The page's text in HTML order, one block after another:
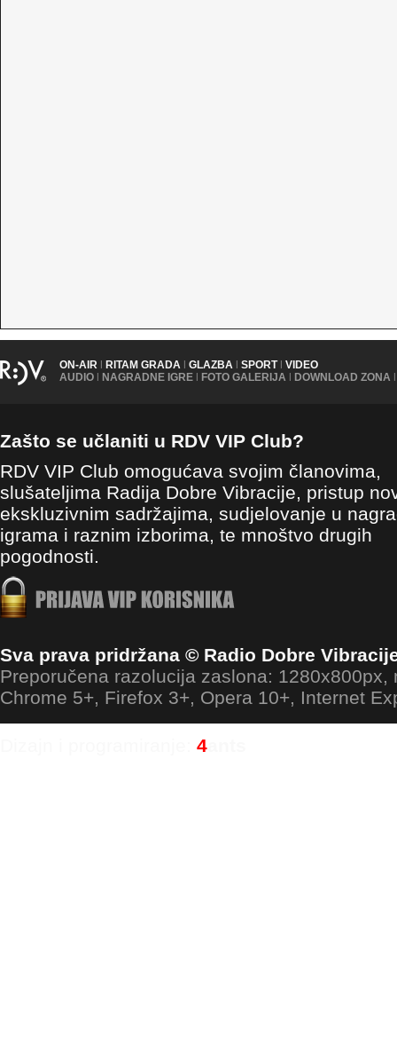
ON-AIR | RITAM GRADA | GLAZBA | SPORT | VIDEO
AUDIO | NAGRADNE IGRE | FOTO GALERIJA | DOWNLOAD ZONA |
Zašto se učlaniti u RDV VIP Club?
RDV VIP Club omogućava svojim članovima,
slušateljima Radija Dobre Vibracije, pristup
ekskluzivnim sadržajima, sudjelovanje u
igrama i raznim izborima, te mnoštvo drugih
pogodnosti.
Sva prava pridržana © Radio Dobre
Preporučena razolucija zaslona: 1280x800px,
Chrome 5+, Firefox 3+, Opera 10+, Internet
4